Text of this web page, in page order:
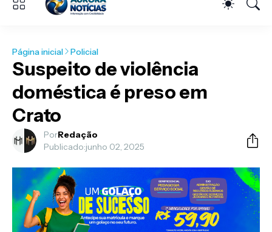
Página inicial Policial
Suspeito de violência
doméstica é preso em
Crato
PorRedação
Publicado:junho 02, 2025